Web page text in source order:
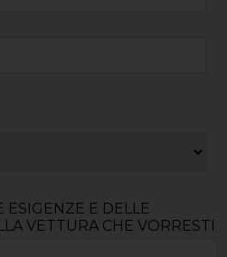
ESIGENZE E DELLE
VETTURA CHE VORRESTI